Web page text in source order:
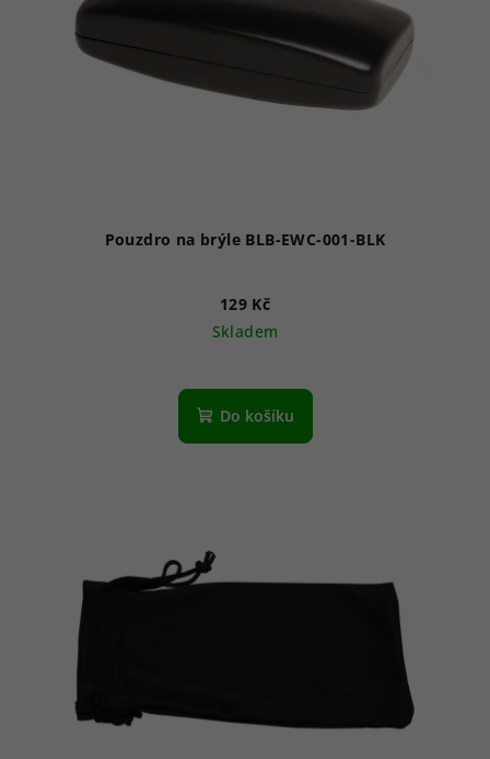
Pouzdro na brýle BLB-EWC-001-BLK
129 Kč
Skladem
Do košíku